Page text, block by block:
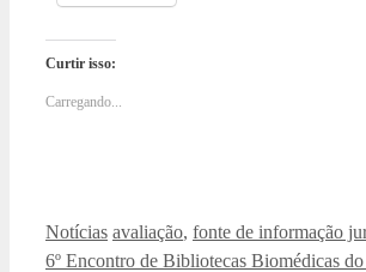
Curtir isso:
Carregando...
Categorias
Notícias Tags
avaliação, fonte de informação
6º Encontro de Bibliotecas Biomédicas